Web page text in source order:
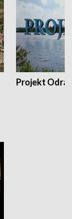
Projekt Odra